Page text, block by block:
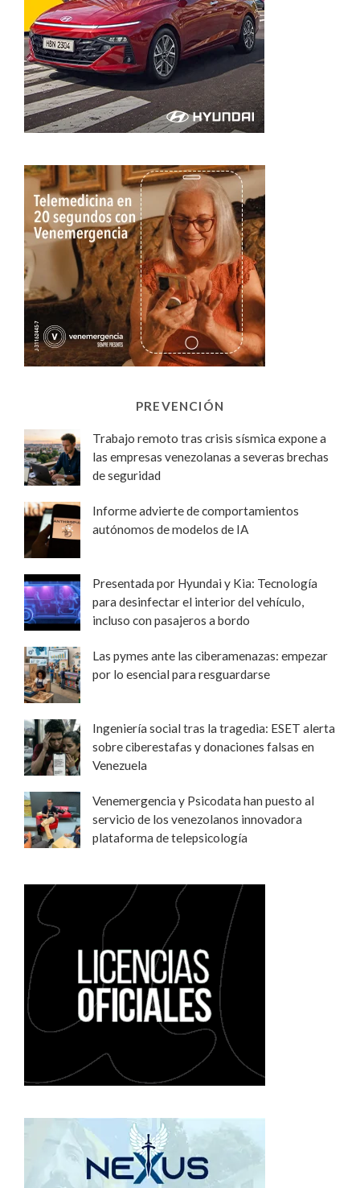
PREVENCIÓN
Trabajo remoto tras crisis sísmica expone a
las empresas venezolanas a severas brechas
de seguridad
Informe advierte de comportamientos
autónomos de modelos de IA
Presentada por Hyundai y Kia: Tecnología
para desinfectar el interior del vehículo,
incluso con pasajeros a bordo
Las pymes ante las ciberamenazas: empezar
por lo esencial para resguardarse
Ingeniería social tras la tragedia: ESET alerta
sobre ciberestafas y donaciones falsas en
Venezuela
Venemergencia y Psicodata han puesto al
servicio de los venezolanos innovadora
plataforma de telepsicología